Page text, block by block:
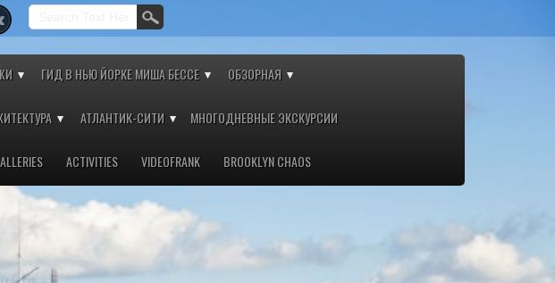
ГИД В НЬЮ ЙОРКЕ МИША БЕССЕ ОБЗОРНАЯ
АТЛАНТИК-СИТИ МНОГОДНЕВНЫЕ ЭКСКУРСИИ
ACTIVITIES VIDEOFRANK BROOKLYN CHAOS